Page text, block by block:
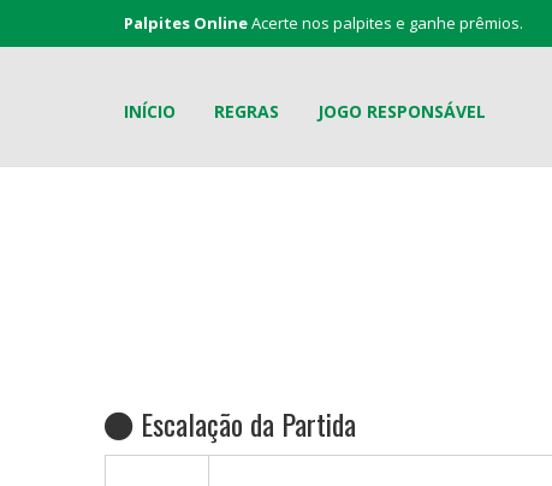
Palpites OnlineAcerte nos palpites e ganhe prêmios.
INÍCIO REGRAS JOGO RESPONSÁVEL
Escalação da Partida